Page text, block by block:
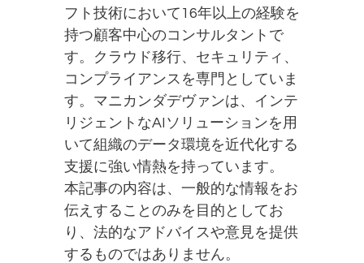
フト技術において16年以上の経験を
持つ顧客中心のコンサルタントで
す。クラウド移行、セキュリティ、
コンプライアンスを専門としていま
す。マニカンダデヴァンは、インテ
リジェントなAIソリューションを用
いて組織のデータ環境を近代化する
支援に強い情熱を持っています。
本記事の内容は、一般的な情報をお
伝えすることのみを目的としてお
り、法的なアドバイスや意見を提供
するものではありません。